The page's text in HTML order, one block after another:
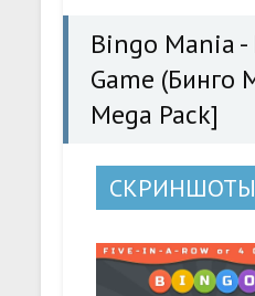
Bingo Mania
Game
Mega Pack]
СКРИНШОТЫ